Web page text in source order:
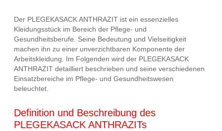
Der PLEGEKASACK ANTHRAZIT ist ein essenzielles
Kleidungsstück im Bereich der Pflege- und
Gesundheitsberufe. Seine Bedeutung und Vielseitigkeit
machen ihn zu einer unverzichtbaren Komponente der
Arbeitskleidung. Im Folgenden wird der PLEGEKASACK
ANTHRAZIT detailliert beschrieben und seine verschiedenen
Einsatzbereiche im Pflege- und Gesundheitswesen
beleuchtet.
Definition und Beschreibung des
PLEGEKASACK ANTHRAZITs